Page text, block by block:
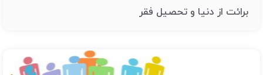
برائت از دنیا و تحصیل فقر